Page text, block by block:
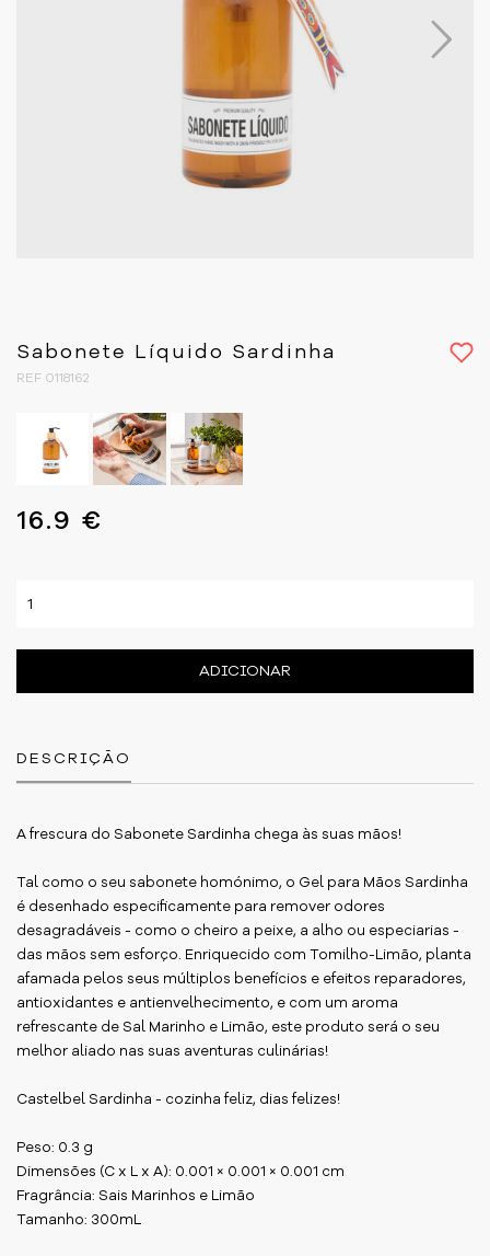
Sabonete Líquido Sardinha
REF 0118162
16.9 €
ADICIONAR
DESCRIÇÃO
A frescura do Sabonete Sardinha chega às suas mãos!
Tal como o seu sabonete homónimo, o Gel para Mãos Sardinha
é desenhado especificamente para remover odores
desagradáveis - como o cheiro a peixe, a alho ou especiarias -
das mãos sem esforço. Enriquecido com Tomilho-Limão, planta
afamada pelos seus múltiplos benefícios e efeitos reparadores,
antioxidantes e antienvelhecimento, e com um aroma
refrescante de Sal Marinho e Limão, este produto será o seu
melhor aliado nas suas aventuras culinárias!
Castelbel Sardinha - cozinha feliz, dias felizes!
Peso: 0.3 g
Dimensões (C x L x A): 0.001 × 0.001 × 0.001 cm
Fragrância: Sais Marinhos e Limão
Tamanho: 300mL